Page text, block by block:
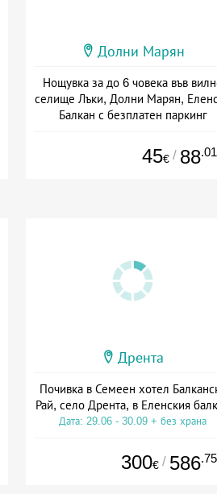
Долни Марян
Нощувка за до 6 човека във
селище Лъки, Долни Марян,
Балкан с безплатен паркинг
45€ / 88.01
Дрента
Почивка в Семеен хотел
Рай, село Дрента, в Еленския
Дата: 29.06 - 30.09 + без храна
300€ / 586.75